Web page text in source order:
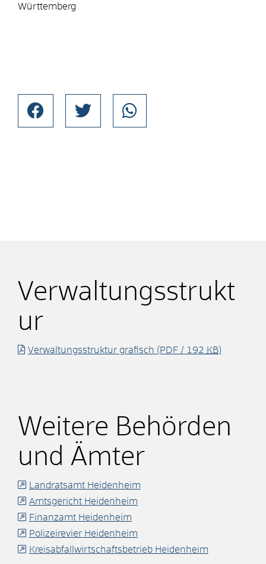
Württemberg
Verwaltungsstrukt
ur
Verwaltungsstruktur grafisch (PDF / 192 KB)
Weitere Behörden
und Ämter
Landratsamt Heidenheim
Amtsgericht Heidenheim
Finanzamt Heidenheim
Polizeirevier Heidenheim
Kreisabfallwirtschaftsbetrieb Heidenheim